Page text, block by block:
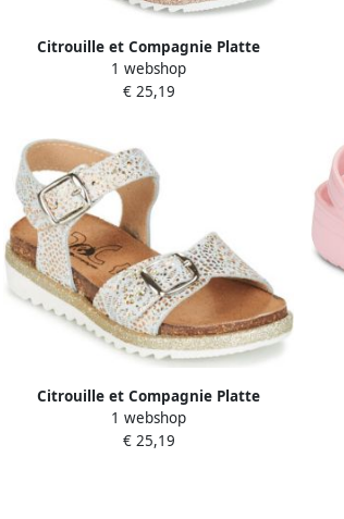
Citrouille et Compagnie Platte
sandalen GAUFRETTE
1 webshop
€ 25,19
Citrouille et Compagnie Platte
sandalen GUAFRETTE
1 webshop
€ 25,19